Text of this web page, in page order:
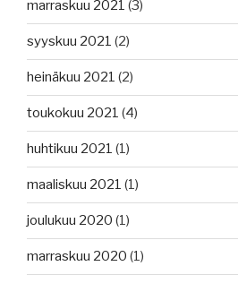
marraskuu 2021 (3)
syyskuu 2021 (2)
heinäkuu 2021 (2)
toukokuu 2021 (4)
huhtikuu 2021 (1)
maaliskuu 2021 (1)
joulukuu 2020 (1)
marraskuu 2020 (1)